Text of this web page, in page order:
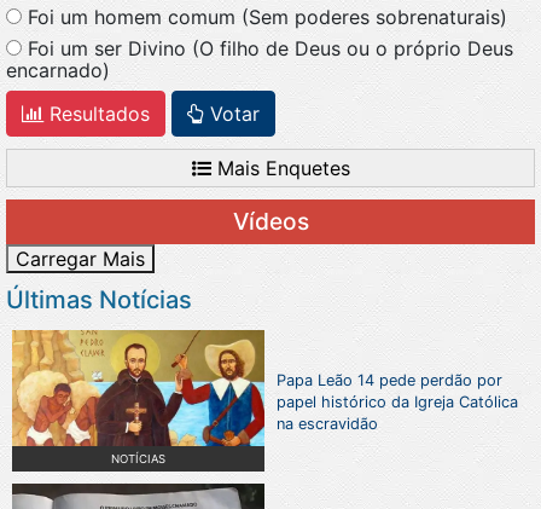
Foi um homem comum (Sem poderes sobrenaturais)
Foi um ser Divino (O filho de Deus ou o próprio Deus
encarnado)
Resultados
Votar
Mais Enquetes
Vídeos
Carregar Mais
Últimas Notícias
NOTÍCIAS
Papa Leão 14 pede perdão por
papel histórico da Igreja Católica
na escravidão